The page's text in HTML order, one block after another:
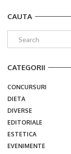
CAUTA
CATEGORII
CONCURSURI
DIETA
DIVERSE
EDITORIALE
ESTETICA
EVENIMENTE